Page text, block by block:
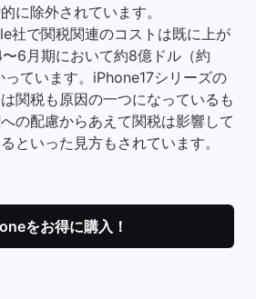
に除外されています。
社で関税関連のコストは既に上が
6月期において約8億ドル（約
ています。iPhone17シリーズの
関税も原因の一つになっているも
の配慮からあえて関税は影響して
といった見方もされています。
をお得に購入！